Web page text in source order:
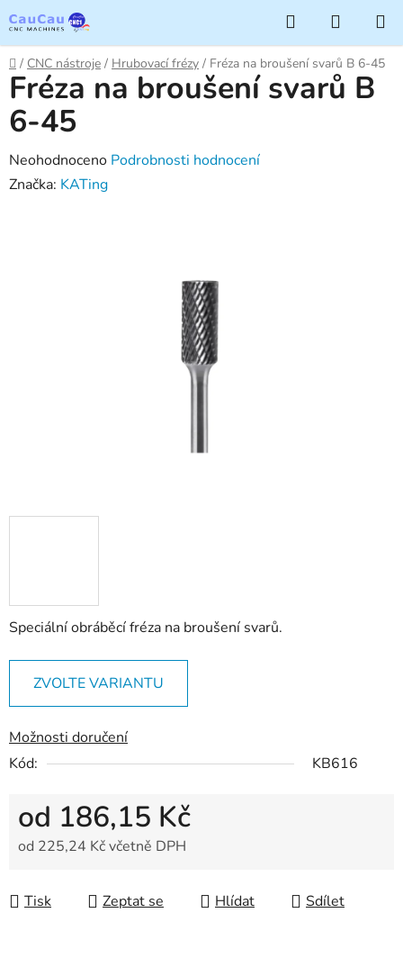
na
obsah
Hledat
KOŠÍK
Domů
/ CNC nástroje / Hrubovací frézy / Fréza na broušení svarů B 6-45
Speciální obráběcí fréza na broušení svarů.
ZVOLTE VARIANTU
Možnosti doručení
Kód:
KB616
od 186,15 Kč
od 225,24 Kčvčetně DPH
Tisk
Zeptat se Hlídat Sdílet
Fréza na broušení svarů B
6-45
Průměrné
hodnocení
Neohodnoceno Podrobnosti hodnocení
Značka: KATing